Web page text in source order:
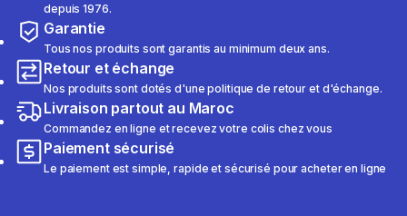
depuis 1976.
Garantie
Tous nos produits sont garantis au minimum deux ans.
Retour et échange
Nos produits sont dotés d'une politique de retour et d'échange.
Livraison partout au Maroc
Commandez en ligne et recevez votre colis chez vous
Paiement sécurisé
Le paiement est simple, rapide et sécurisé pour acheter en ligne